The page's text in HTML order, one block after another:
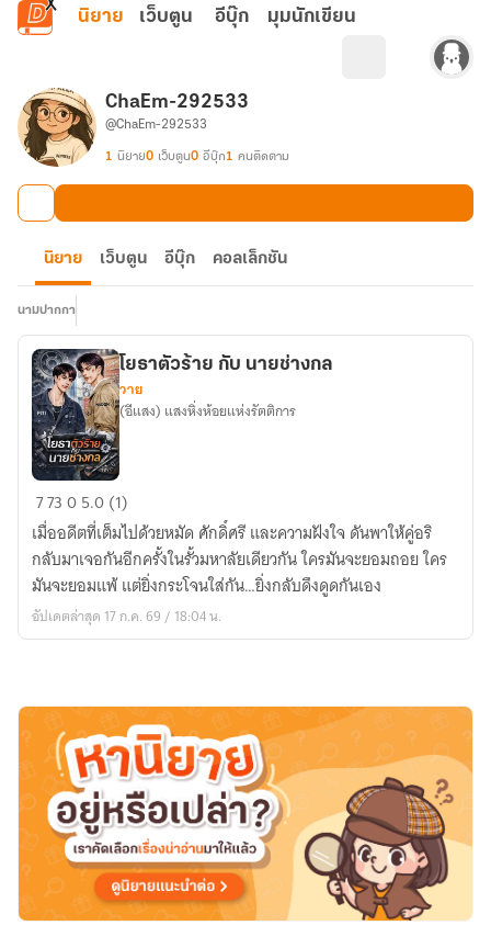
ข้ามไปยังเนื้อหาหลัก
นิยาย เว็บตูน อีบุ๊ก มุมนักเขียน
ChaEm-292533
@ChaEm-292533
1 นิยาย0 เว็บตูน0 อีบุ๊ก1 คนติดตาม
นิยาย เว็บตูน อีบุ๊ก คอลเล็กชัน
นามปากกา
โยธา
ตัว
ร้าย
กับ
นาย
ช่าง
โยธาตัวร้าย กับ นายช่างกล
วาย
(อีแสง) แสงหิ่งห้อยแห่งรัตติการ
77305.0 (1)
เมื่ออดีตที่เต็มไปด้วยหมัด ศักดิ์ศรี และความฝังใจ ดันพาให้คู่อริ
กลับมาเจอกันอีกครั้งในรั้วมหาลัยเดียวกัน ใครมันจะยอมถอย ใคร
มันจะยอมแพ้ แต่ยิ่งกระโจนใส่กัน…ยิ่งกลับดึงดูดกันเอง
อัปเดตล่าสุด 17 ก.ค. 69 / 18:04 น.